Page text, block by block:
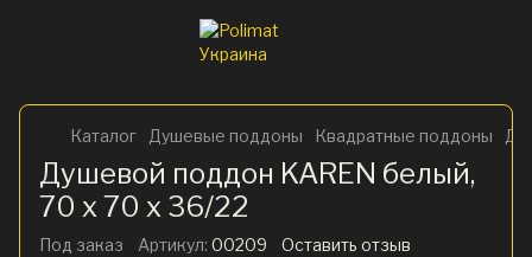
Каталог Душевые поддоны Квадратные поддоны
Душевой поддон KAREN белый,
70 x 70 x 36/22
Под заказ Артикул: 00209 Оставить отзыв